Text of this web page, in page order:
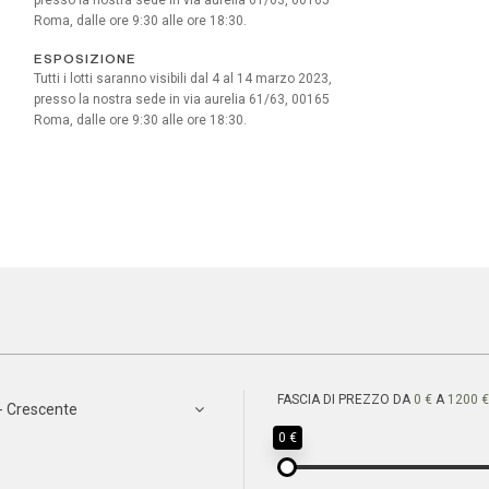
Roma, dalle ore 9:30 alle ore 18:30.
ESPOSIZIONE
Tutti i lotti saranno visibili dal 4 al 14 marzo 2023,
presso la nostra sede in via aurelia 61/63, 00165
Roma, dalle ore 9:30 alle ore 18:30.
FASCIA DI PREZZO DA 0 € A 1200 €
0 €
Crescente